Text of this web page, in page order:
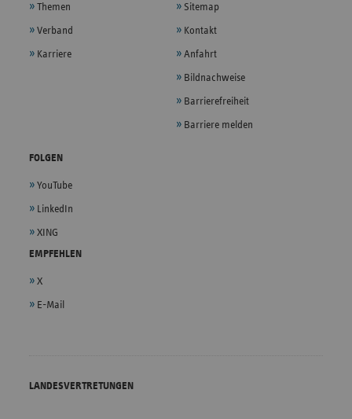
Themen
Verband
Karriere
Sitemap
Kontakt
Anfahrt
Bildnachweise
Barrierefreiheit
Barriere melden
FOLGEN
YouTube
LinkedIn
XING
EMPFEHLEN
X
E-Mail
LANDESVERTRETUNGEN